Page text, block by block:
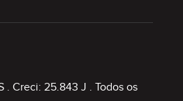
. Creci: 25.843 J . Todos os